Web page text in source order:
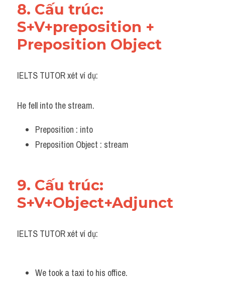
8. Cấu trúc:
S+V+preposition +
Preposition Object
IELTS TUTOR xét ví dụ:
He fell into the stream.
Preposition : into
Preposition Object : stream
9. Cấu trúc:
S+V+Object+Adjunct
IELTS TUTOR xét ví dụ:
We took a taxi to his office.